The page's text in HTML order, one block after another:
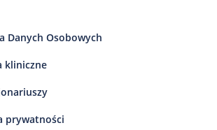
Danych Osobowych
kliniczne
prywatności